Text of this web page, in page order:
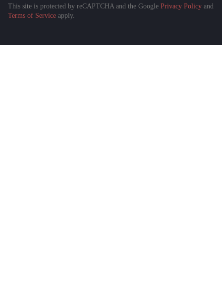
This site is protected by reCAPTCHA and the Google Privacy Policy and
Terms of Service apply.